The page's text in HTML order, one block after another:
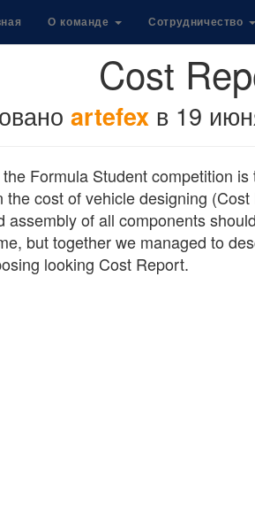
О команде Сотрудничество
Cost
artefex в 19
Formula Student competition
the cost of vehicle designing
assembly of all components
but together we managed to
looking Cost Report.